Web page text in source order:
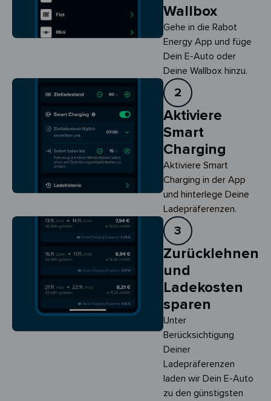
Wallbox
Gehe in die Rabot
Energy App und füge
Dein E-Auto oder
Deine Wallbox hinzu.
2
Aktiviere
Smart
Charging
Aktiviere Smart
Charging in der App
und hinterlege Deine
Ladepräferenzen.
3
Zurücklehnen
und
Ladekosten
sparen
Unter
Berücksichtigung
Deiner
Ladepräferenzen
laden wir Dein E-Auto
zu den günstigsten